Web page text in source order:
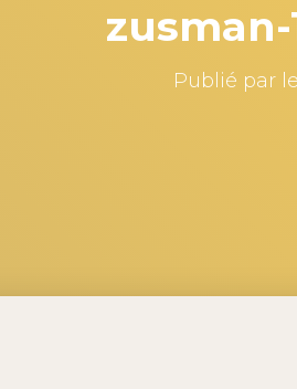
zusman-
Publié par le